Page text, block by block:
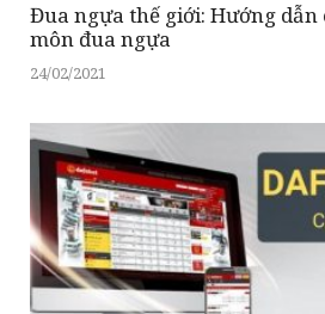
Đua ngựa thế giới: Hướng dẫn
môn đua ngựa
24/02/2021